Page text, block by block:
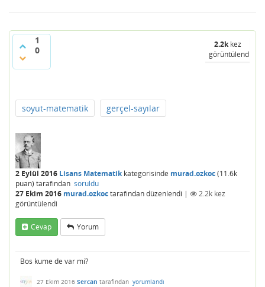
1
0
2.2kkez
görüntülendi
soyut-matematik gerçel-sayılar
2 Eylül 2016 Lisans Matematikkategorisinde murad.ozkoc(11.6k
puan) tarafından soruldu
27 Ekim 2016 murad.ozkoctarafındandüzenlendi | 2.2k kez
görüntülendi
Cevap Yorum
Bos kume de var mi?
27 Ekim 2016 Sercan tarafından yorumlandı